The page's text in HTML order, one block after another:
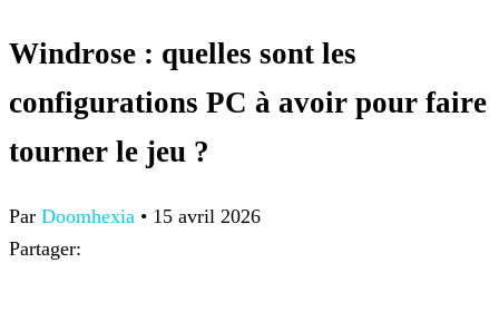
Windrose : quelles sont les
configurations PC à avoir pour faire
tourner le jeu ?
Par Doomhexia • 15 avril 2026
Partager: